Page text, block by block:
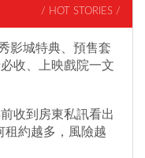
/ HOT STORIES /
影城特典、預售套
收、上映戲院一文
收到房東私訊看出
租約越多，風險越